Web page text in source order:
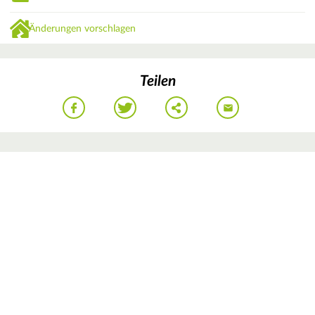
Änderungen vorschlagen
Teilen